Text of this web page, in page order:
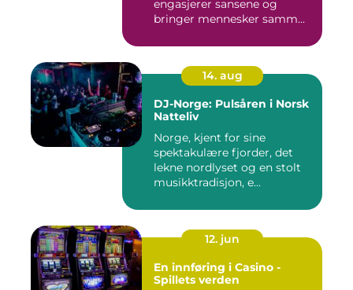
engasjerer sansene og
bringer mennesker samm...
14. aug
DJ-Norge: Pulsåren i Norsk
Natteliv
Norge, kjent for sine
spektakulære fjorder, det
lekne nordlyset og en stolt
musikktradisjon, e...
12. jun
En innføring i Casino -
Spillets verden